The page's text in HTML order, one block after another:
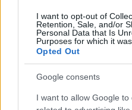
I want to opt-out of
Retention, Sale, and/or
Personal Data that Is
Purposes for which it
Opted Out
Google consents
I want to allow Google to
ΕΛΣΤΑΤ: Στο 3,4%